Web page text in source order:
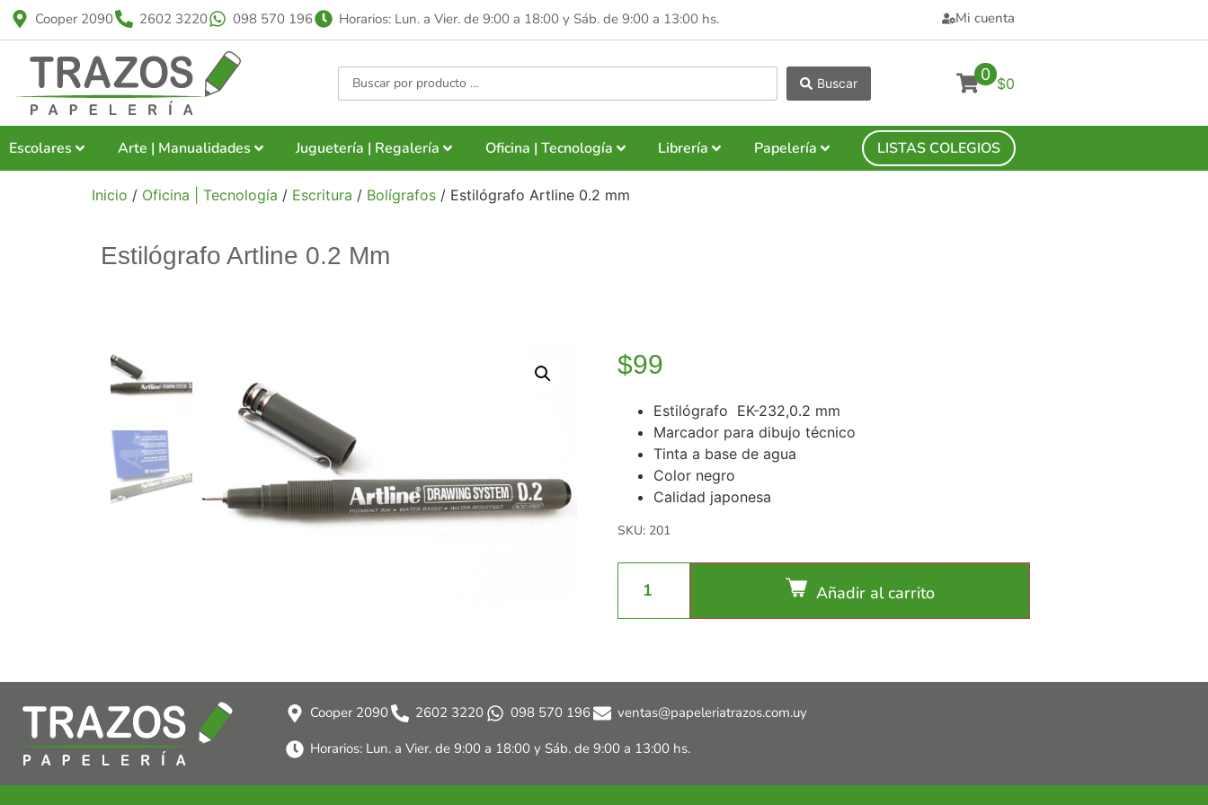
Cooper 2090 2602 3220 098 570 196 Horarios: Lun. a Vier. de 9:00 a 18:00 y Sáb. de 9:00 a 13:00 hs. Mi cuenta
Buscar 0 $0
Escolares Arte | Manualidades Juguetería | Regalería Oficina | Tecnología Librería Papelería LISTAS COLEGIOS
Inicio / Oficina | Tecnología / Escritura / Bolígrafos / Estilógrafo Artline 0.2 mm
Estilógrafo Artline 0.2 Mm
$99
Estilógrafo EK-232,0.2 mm
Marcador para dibujo técnico
Tinta a base de agua
Color negro
Calidad japonesa
SKU: 201
Añadir al carrito
Cooper 2090 2602 3220 098 570 196
ventas@papeleriatrazos.com.uy
Horarios: Lun. a Vier. de 9:00 a 18:00 y Sáb. de 9:00 a 13:00 hs.